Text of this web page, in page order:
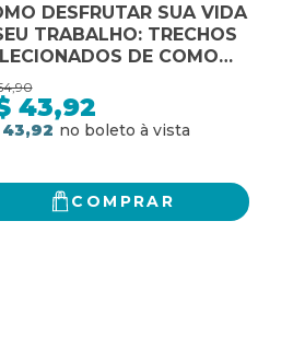
DESFRUTAR SUA VIDA
TRABALHO: TRECHOS
DE COMO
AMIGOS E
PESSOAS E
EVITAR
E COMEÇAR
43,92
43,92
COMPRAR